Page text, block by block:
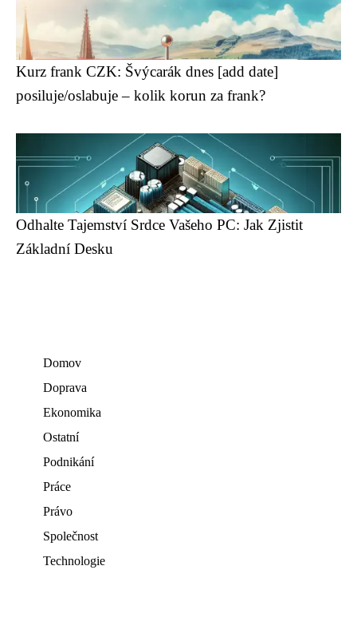
Kurz frank CZK: Švýcarák dnes [add date]
posiluje/oslabuje – kolik korun za frank?
Odhalte Tajemství Srdce Vašeho PC: Jak Zjistit
Základní Desku
Domov
Doprava
Ekonomika
Ostatní
Podnikání
Práce
Právo
Společnost
Technologie